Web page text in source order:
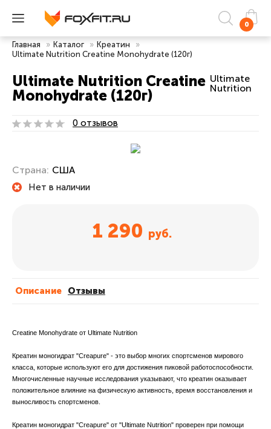
0
Главная » Каталог » Креатин
»
Ultimate Nutrition Creatine Monohydrate (120г)
Ultimate Nutrition Creatine
Monohydrate (120г)
Ultimate
Nutrition
0 отзывов
Страна: США
Нет в наличии
1 290 руб.
Описание Отзывы
Creatine Monohydrate от Ultimate Nutrition
Креатин моногидрат "Creapure" - это выбор многих спортсменов мирового
класса, которые используют его для достижения пиковой работоспособности.
Многочисленные научные исследования указывают, что креатин оказывает
положительное влияние на физическую активность, время восстановления и
выносливость спортсменов.
Креатин моногидрат "Creapure" от "Ultimate Nutrition" проверен при помощи